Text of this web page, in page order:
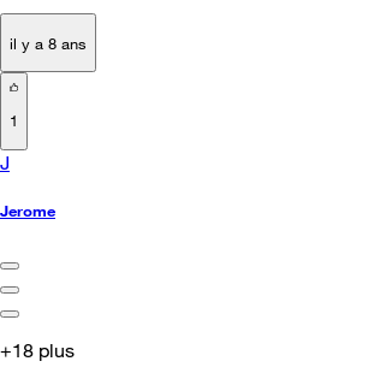
il y a 8 ans
1
J
Jerome
+18 plus